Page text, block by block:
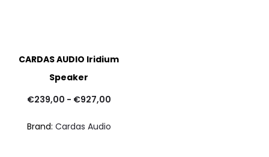
CARDAS AUDIO Iridium
Speaker
€239,00 - €927,00Fascia
Brand: Cardas Audio